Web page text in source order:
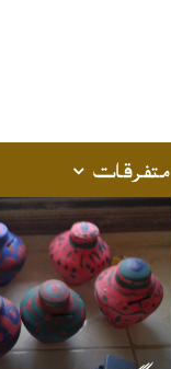
متفرقات